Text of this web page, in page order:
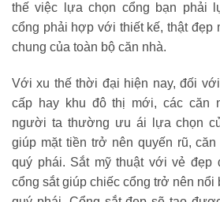
thế việc lựa chọn cổng bạn phải
cổng phải hợp với thiết kế, thật đẹp
chung của toàn bộ căn nhà.
Với xu thế thời đại hiện nay, đối
cấp hay khu đô thị mới, các căn
người ta thường ưu ái lựa chọn
giúp mặt tiền trở nên quyến rũ,
quý phái. Sắt mỹ thuật với vẻ đẹp
cổng sắt giúp chiếc cổng trở nên nổi